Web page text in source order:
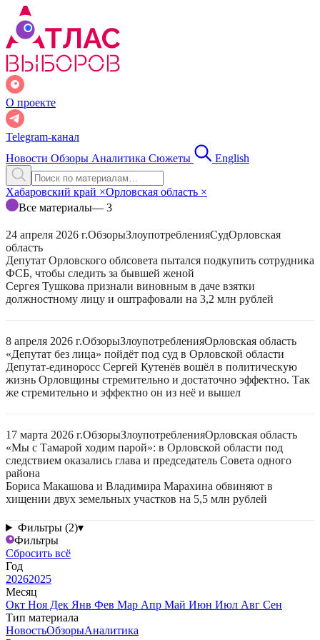
О проекте
Telegram-канал
Новости Обзоры Аналитика Сюжеты English
Хабаровский край ×Орловская область ×
Все материалы— 3
24 апреля 2026 г.ОбзорыЗлоупотребленияСудОрловская
область
Депутат Орловского облсовета пытался подкупить сотрудника
ФСБ, чтобы следить за бывшей женой
Сергея Тушкова признали виновным в даче взятки
должностному лицу и оштрафовали на 3,2 млн рублей
8 апреля 2026 г.ОбзорыЗлоупотребленияОрловская область
«Депутат без лица» пойдёт под суд в Орловской области
Депутат-единоросс Сергей Кутенёв вошёл в политическую
жизнь Орловщины стремительно и достаточно эффектно. Так
же стремительно и эффектно он из неё и вышел
17 марта 2026 г.ОбзорыЗлоупотребленияОрловская область
«Мы с Тамарой ходим парой»: в Орловской области под
следствием оказались глава и председатель Совета одного
района
Бориса Макашова и Владимира Марахина обвиняют в
хищении двух земельных участков на 5,5 млн рублей
Фильтры (2)▾
Фильтры
Сбросить всё
Год
20262025
Месяц
Окт Ноя Дек Янв Фев Мар Апр Май Июн Июл Авг Сен
Тип материала
НовостьОбзорыАналитика